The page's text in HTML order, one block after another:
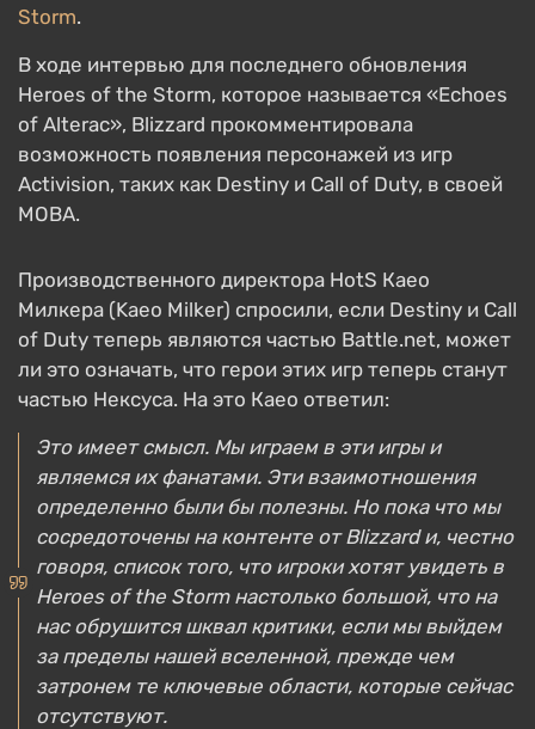
Storm.
В ходе интервью для последнего обновления
Heroes of the Storm, которое называется «Echoes
of Alterac», Blizzard прокомментировала
возможность появления персонажей из игр
Activision, таких как Destiny и Call of Duty, в своей
MOBA.
Производственного директора HotS Каео
Милкера (Kaeo Milker) спросили, если Destiny и Call
of Duty теперь являются частью Battle.net, может
ли это означать, что герои этих игр теперь станут
частью Нексуса. На это Каео ответил:
Это имеет смысл. Мы играем в эти игры и
являемся их фанатами. Эти взаимотношения
определенно были бы полезны. Но пока что мы
сосредоточены на контенте от Blizzard и, честно
говоря, список того, что игроки хотят увидеть в
Heroes of the Storm настолько большой, что на
нас обрушится шквал критики, если мы выйдем
за пределы нашей вселенной, прежде чем
затронем те ключевые области, которые сейчас
отсутствуют.